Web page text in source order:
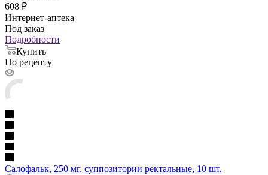
608 ₽
Интернет-аптека
Под заказ
Подробности
Купить
По рецепту
Салофальк, 250 мг, суппозитории ректальные, 10 шт.